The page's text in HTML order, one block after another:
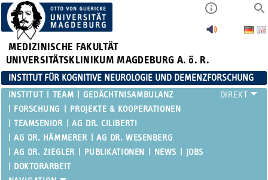
MEDIZINISCHE FAKULTÄT
UNIVERSITÄTSKLINIKUM MAGDEBURG A. ö. R.
INSTITUT FÜR KOGNITIVE NEUROLOGIE UND DEMENZFORSCHUNG
INSTITUT TEAM
GEDÄCHTNISAMBULANZ
FORSCHUNG
PROJEKTE & KOOPERATIONEN
TEAMSENIOR
AG DR. CILIBERTI
AG DR. HÄMMERER
AG DR. WESENBERG
AG DR. ZIEGLER
PUBLIKATIONEN NEWS
JOBS
DOKTORARBEIT